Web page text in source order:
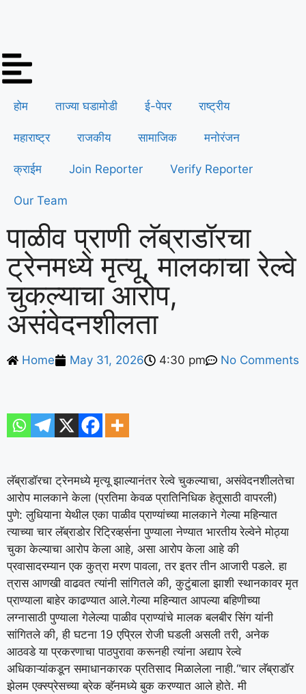
होम ताज्या घडामोडी ई-पेपर राष्ट्रीय
महाराष्ट्र राजकीय सामाजिक मनोरंजन
क्राईम Join Reporter Verify Reporter
Our Team
पाळीव प्राणी लॅब्राडॉरचा
ट्रेनमध्ये मृत्यू, मालकाचा रेल्वे
चुकल्याचा आरोप,
असंवेदनशीलता
Home May 31, 2026 4:30 pm No Comments
लॅब्राडॉरचा ट्रेनमध्ये मृत्यू झाल्यानंतर रेल्वे चुकल्याचा, असंवेदनशीलतेचा
आरोप मालकाने केला (प्रतिमा केवळ प्रातिनिधिक हेतूसाठी वापरली)
पुणे: लुधियाना येथील एका पाळीव प्राण्यांच्या मालकाने गेल्या महिन्यात
त्याच्या चार लॅब्राडोर रिट्रिव्हर्सना पुण्याला नेण्यात भारतीय रेल्वेने मोठ्या
चुका केल्याचा आरोप केला आहे, असा आरोप केला आहे की
प्रवासादरम्यान एक कुत्रा मरण पावला, तर इतर तीन आजारी पडले.हा
त्रास आणखी वाढवत त्यांनी सांगितले की, कुटुंबाला झाशी स्थानकावर मृत
प्राण्याला बाहेर काढण्यात आले.गेल्या महिन्यात आपल्या बहिणीच्या
लग्नासाठी पुण्याला गेलेल्या पाळीव प्राण्यांचे मालक बलबीर सिंग यांनी
सांगितले की, ही घटना 19 एप्रिल रोजी घडली असली तरी, अनेक
आठवडे या प्रकरणाचा पाठपुरावा करूनही त्यांना अद्याप रेल्वे
अधिकाऱ्यांकडून समाधानकारक प्रतिसाद मिळालेला नाही.“चार लॅब्राडॉर
झेलम एक्स्प्रेसच्या ब्रेक व्हॅनमध्ये बुक करण्यात आले होते. मी